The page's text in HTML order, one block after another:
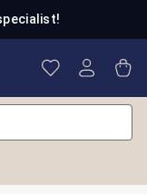
Je hebt 0